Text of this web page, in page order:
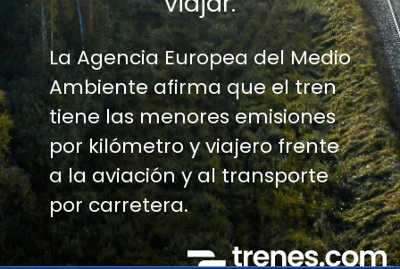
La Agencia Europea del Medio
Ambiente afirma que el tren
tiene las menores emisiones
por kilómetro y viajero frente
a la aviación y al transporte
por carretera.